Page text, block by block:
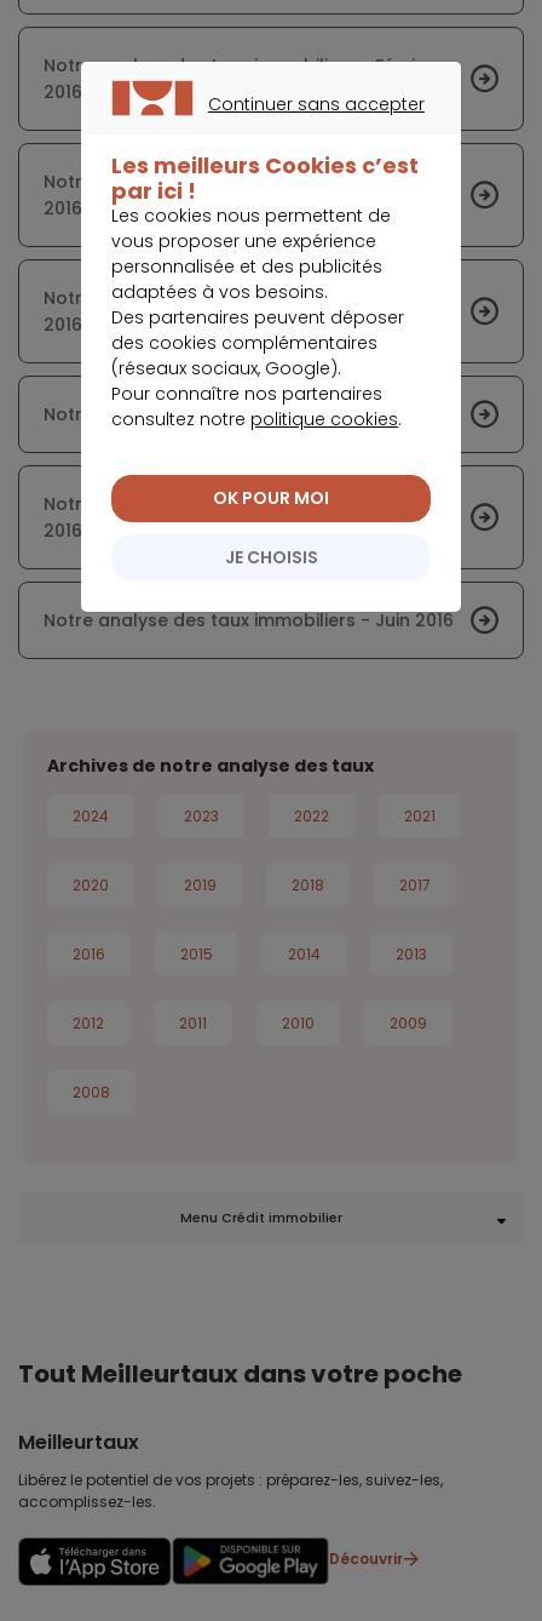
Notre analyse des taux immobiliers - Février
2016
Notre analyse des taux immobiliers - Juillet
2016
Notre analyse des taux immobiliers - Janvier
2016
Notre analyse des taux immobiliers - Août 2016
Notre analyse des taux immobiliers - Octobre
2016
Notre analyse des taux immobiliers - Juin 2016
Archives de notre analyse des taux
2024 2023 2022 2021
2020 2019 2018 2017
2016 2015 2014 2013
2012 2011 2010 2009
2008
Menu Crédit immobilier
Tout Meilleurtaux dans votre poche
Meilleurtaux
Libérez le potentiel de vos projets : préparez-les, suivez-les,
accomplissez-les.
Découvrir
Continuer sans accepter
Les meilleurs Cookies c’est
par ici !
Les cookies nous permettent de
vous proposer une expérience
personnalisée et des publicités
adaptées à vos besoins.
Des partenaires peuvent déposer
des cookies complémentaires
(réseaux sociaux, Google).
Pour connaître nos partenaires
consultez notre politique cookies.
JE CHOISIS
OK POUR MOI